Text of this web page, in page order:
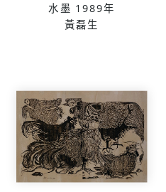
水墨 1989年
黃磊生